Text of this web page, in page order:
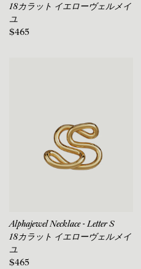
18カラット イエローヴェルメイ
ユ
$465
Alphajewel Necklace - Letter S
18カラット イエローヴェルメイ
ユ
$465